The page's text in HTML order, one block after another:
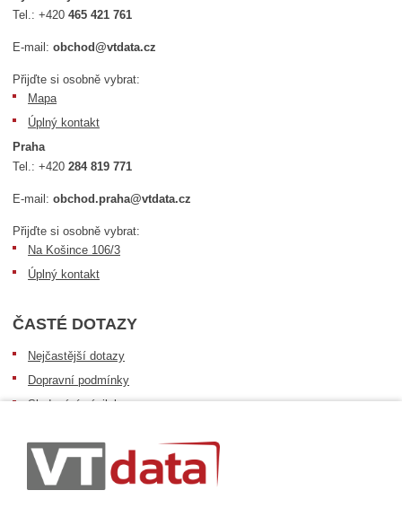
Tel.:+420465 421 761
E-mail:obchod@vtdata.cz
Přijďte si osobně vybrat:
Mapa
Úplný kontakt
Praha
Tel.:+420284 819 771
E-mail:obchod.praha@vtdata.cz
Přijďte si osobně vybrat:
Na Košince 106/3
Úplný kontakt
ČASTÉ DOTAZY
Nejčastější dotazy
Dopravní podmínky
Sledování zásilek
Informace k dostupnosti zboží
Obecné informace